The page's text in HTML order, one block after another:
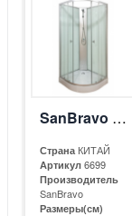
SanBravo SB-D813
Страна КИТАЙ
Артикул 6699
Производитель
SanBravo
Размеры(см)